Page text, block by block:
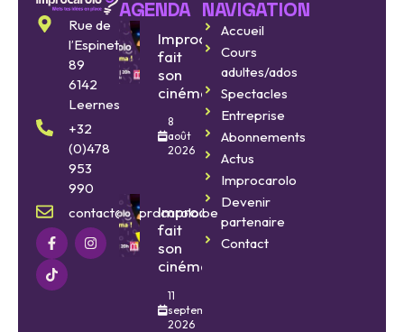
Rue de
l’Espinette
89
6142
Leernes
+32
(0)478
953
990
contact@improcarolo.be
AGENDA
Improcarolo
fait
son
cinéma
8
août
2026
Improcarolo
fait
son
cinéma
11
septembre
2026
NAVIGATION
Accueil
Cours
adultes/ados
Spectacles
Entreprise
Abonnements
Actus
Improcarolo
Devenir
partenaire
Contact